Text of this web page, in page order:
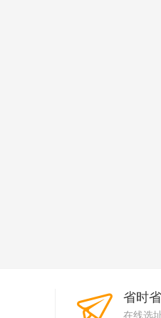
省时
在线选